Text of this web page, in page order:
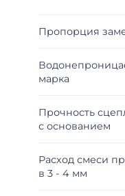
Пропорция
марка
Прочность
с основанием
Расход смеси
в 3 - 4 мм